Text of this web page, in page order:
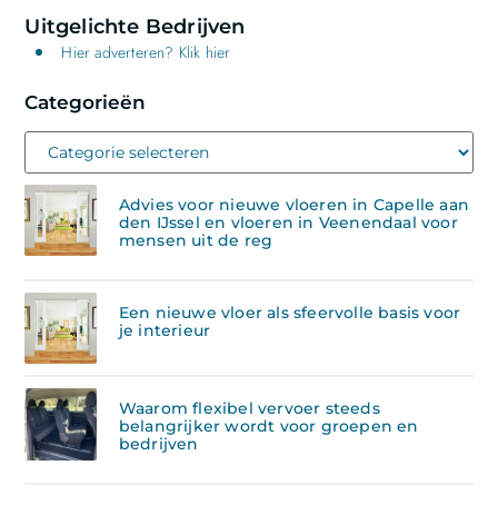
Uitgelichte Bedrijven
Hier adverteren? Klik hier
Categorieën
Advies voor nieuwe vloeren in Capelle aan
den IJssel en vloeren in Veenendaal voor
mensen uit de reg
Een nieuwe vloer als sfeervolle basis voor
je interieur
Waarom flexibel vervoer steeds
belangrijker wordt voor groepen en
bedrijven